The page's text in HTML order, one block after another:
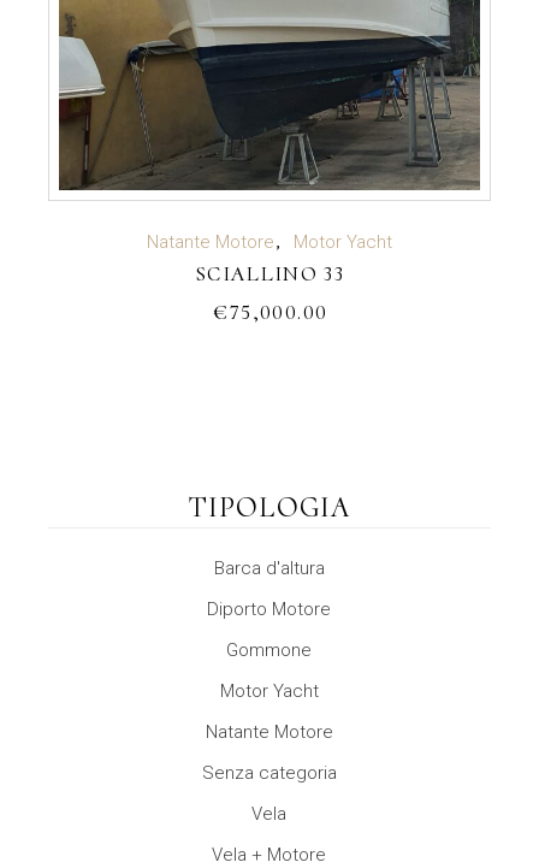
VEDI CARATTERISTICHE
Natante Motore Motor Yacht
SCIALLINO 33
€75,000.00
TIPOLOGIA
Barca d'altura
Diporto Motore
Gommone
Motor Yacht
Natante Motore
Senza categoria
Vela
Vela + Motore